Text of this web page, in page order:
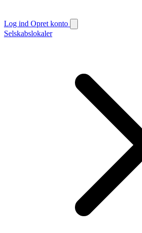
Log ind Opret konto
Selskabslokaler